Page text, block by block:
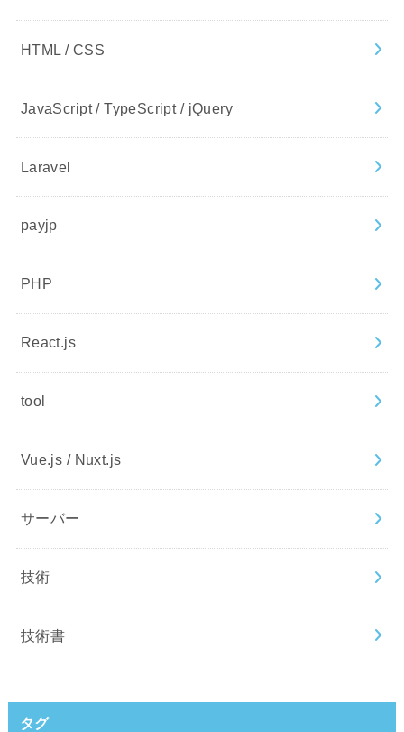
HTML / CSS
JavaScript / TypeScript / jQuery
Laravel
payjp
PHP
React.js
tool
Vue.js / Nuxt.js
サーバー
技術
技術書
タグ